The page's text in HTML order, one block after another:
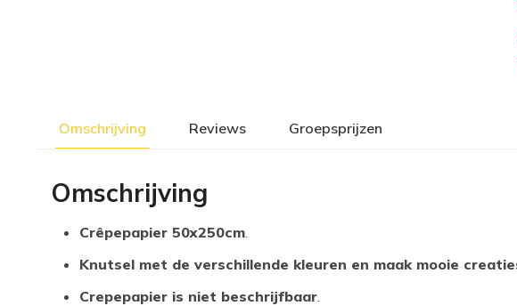
Omschrijving Reviews Groepsprijzen
Omschrijving
Crêpepapier 50x250cm.
Knutsel met de verschillende kleuren en maak mooie
Crepepapier is niet beschrijfbaar.